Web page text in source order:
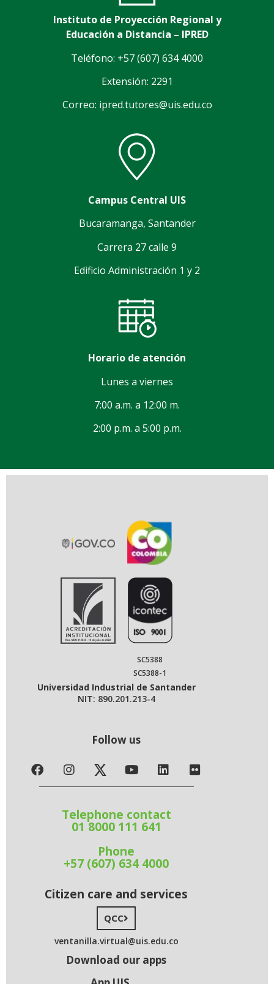
Instituto de Proyección Regional y
Educación a Distancia – IPRED
Teléfono: +57 (607) 634 4000
Extensión: 2291
Correo: ipred.tutores@uis.edu.co
Campus Central UIS
Bucaramanga, Santander
Carrera 27 calle 9
Edificio Administración 1 y 2
Horario de atención
Lunes a viernes
7:00 a.m. a 12:00 m.
2:00 p.m. a 5:00 p.m.